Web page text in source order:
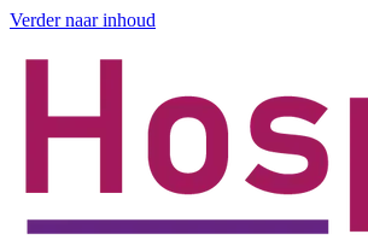
Verder naar inhoud